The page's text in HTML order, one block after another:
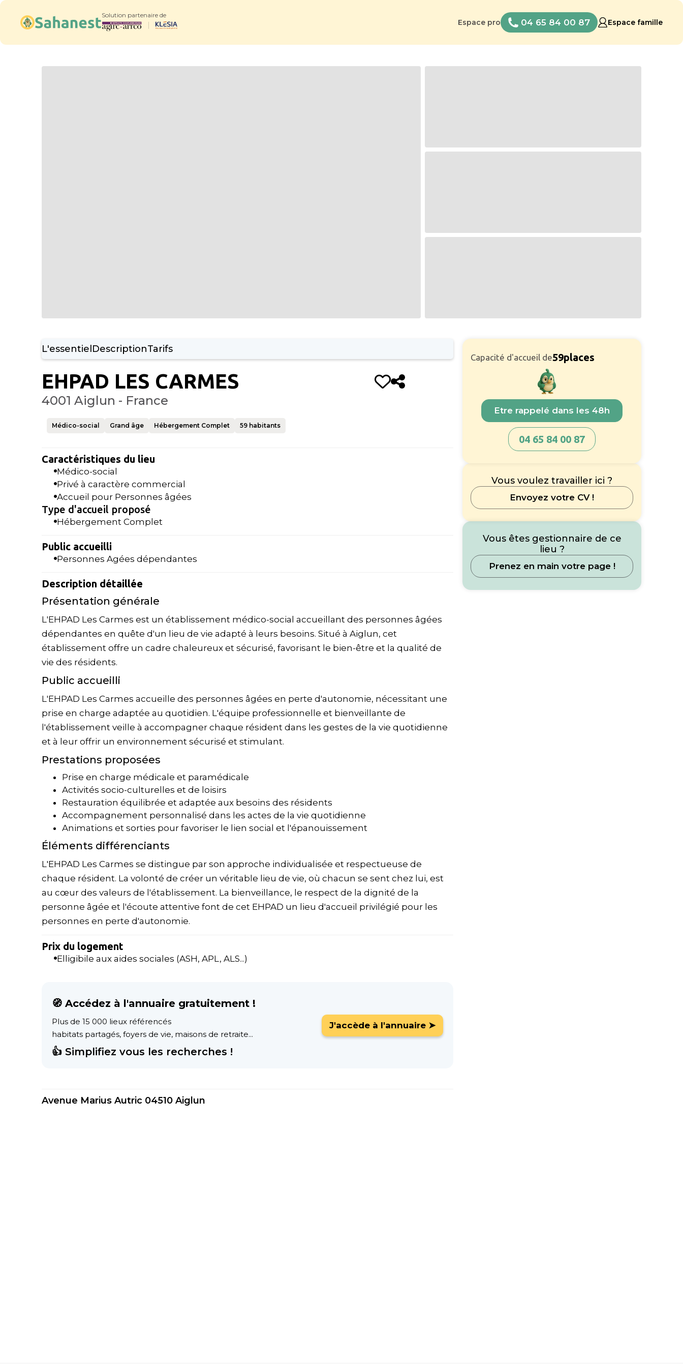
Solution partenaire de
Espace pro 04 65 84 00 87 Espace famille
L'essentielDescriptionTarifs
EHPAD LES CARMES
4001 Aiglun - France
Médico-social Grand âge Hébergement Complet 59 habitants
Caractéristiques du lieu
Médico-social
Privé à caractère commercial
Accueil pour Personnes âgées
Type d'accueil proposé
Hébergement Complet
Public accueilli
Personnes Agées dépendantes
Description détaillée
Présentation générale
L'EHPAD Les Carmes est un établissement médico-social accueillant des personnes âgées
dépendantes en quête d'un lieu de vie adapté à leurs besoins. Situé à Aiglun, cet
établissement offre un cadre chaleureux et sécurisé, favorisant le bien-être et la qualité de
vie des résidents.
Public accueilli
L'EHPAD Les Carmes accueille des personnes âgées en perte d'autonomie, nécessitant une
prise en charge adaptée au quotidien. L'équipe professionnelle et bienveillante de
l'établissement veille à accompagner chaque résident dans les gestes de la vie quotidienne
et à leur offrir un environnement sécurisé et stimulant.
Prestations proposées
Prise en charge médicale et paramédicale
Activités socio-culturelles et de loisirs
Restauration équilibrée et adaptée aux besoins des résidents
Accompagnement personnalisé dans les actes de la vie quotidienne
Animations et sorties pour favoriser le lien social et l'épanouissement
Éléments différenciants
L'EHPAD Les Carmes se distingue par son approche individualisée et respectueuse de
chaque résident. La volonté de créer un véritable lieu de vie, où chacun se sent chez lui, est
au cœur des valeurs de l'établissement. La bienveillance, le respect de la dignité de la
personne âgée et l'écoute attentive font de cet EHPAD un lieu d'accueil privilégié pour les
personnes en perte d'autonomie.
Prix du logement
Elligibile aux aides sociales (ASH, APL, ALS...)
🧭 Accédez à l'annuaire gratuitement !
Plus de 15 000 lieux référencés
habitats partagés, foyers de vie, maisons de retraite...
👍 Simplifiez vous les recherches !
J'accède à l'annuaire ➤
Avenue Marius Autric 04510 Aiglun
Capacité d'accueil de59places
Etre rappelé dans les 48h
04 65 84 00 87
Vous voulez travailler ici ?
Envoyez votre CV !
Vous êtes gestionnaire de ce
lieu ?
Prenez en main votre page !